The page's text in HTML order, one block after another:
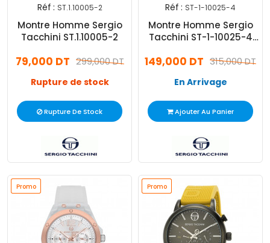
Réf : ST.1.10005-2
Montre Homme Sergio
Tacchini ST.1.10005-2
299,000 DT
79,000 DT
Rupture de stock
Rupture De Stock
Réf : ST-1-10025-4
Montre Homme Sergio
Tacchini ST-1-10025-4
315,000 DT
149,000 DT
En Arrivage
Ajouter Au Panier
Promo
Promo Promo
Promo